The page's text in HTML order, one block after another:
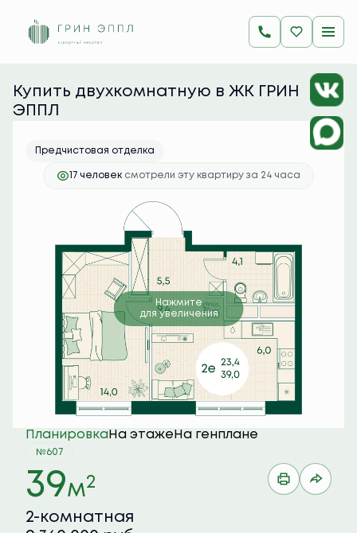
2-комнатная 39 м
9 360 000 руб.
Ипотека от 37 202 руб./мес.
Купить двухкомнатную в ЖК ГРИН
ЭППЛ
Предчистовая отделка
17 человек смотрели эту квартиру за 24 часа
Нажмите
для увеличения
Планировка На этаже На генплане
№607
39м2
2-комнатная